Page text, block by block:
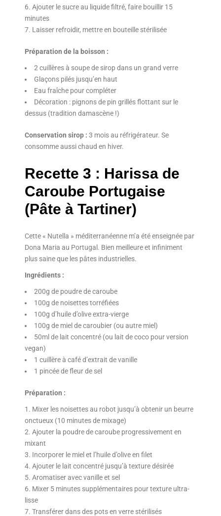
Ajouter le sucre au liquide filtré, faire bouillir 15
minutes
Laisser refroidir, mettre en bouteille stérilisée
Préparation de la boisson :
2 cuillères à soupe de sirop dans un grand verre
Glaçons pilés jusqu’en haut
Eau fraîche pour compléter
Décoration : pignons de pin grillés flottant sur le
dessus (tradition damascène !)
Conservation sirop : 3 mois au réfrigérateur. Se
consomme aussi chaud en hiver.
Recette 3 : Harissa de
Caroube Portugaise
(Pâte à Tartiner)
Cette « Nutella » méditerranéenne m’a été enseignée par
Dona Maria au Portugal. Bien meilleure et infiniment
plus saine que les pâtes industrielles.
Ingrédients :
200g de poudre de caroube
100g de noisettes torréfiées
100g d’huile d’olive extra-vierge
100g de miel de caroubier (ou autre miel)
50ml de lait concentré (ou lait de coco pour version
vegan)
1 cuillère à café d’extrait de vanille
1 pincée de fleur de sel
Préparation :
Mixer les noisettes au robot jusqu’à obtenir un beurre
onctueux (10 minutes de mixage)
Ajouter la poudre de caroube progressivement en
mixant
Incorporer le miel et l’huile d’olive en filet
Ajouter le lait concentré jusqu’à texture désirée
Aromatiser avec vanille et sel
Mixer 5 minutes supplémentaires pour texture ultra-
lisse
Transférer dans des pots en verre stérilisés